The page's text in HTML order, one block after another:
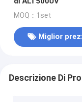
MOQ：1set
Miglior
Descrizione Di